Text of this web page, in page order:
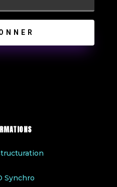
Synchro